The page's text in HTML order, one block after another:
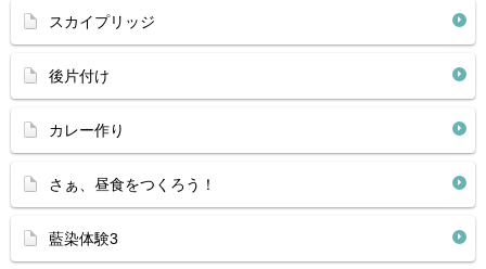
スカイプリッジ
後片付け
カレー作り
さぁ、昼食をつくろう！
藍染体験3